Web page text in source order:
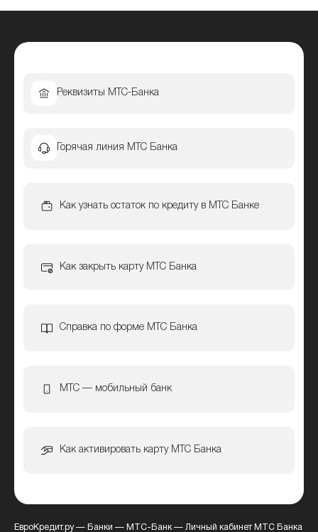
Реквизиты МТС-Банка
Горячая линия МТС Банка
Как узнать остаток по кредиту в МТС Банке
Как закрыть карту МТС Банка
Справка по форме МТС Банка
МТС — мобильный банк
Как активировать карту МТС Банка
ЕвроКредит.ру— Банки — МТС-Банк — Личный кабинет МТС Банка